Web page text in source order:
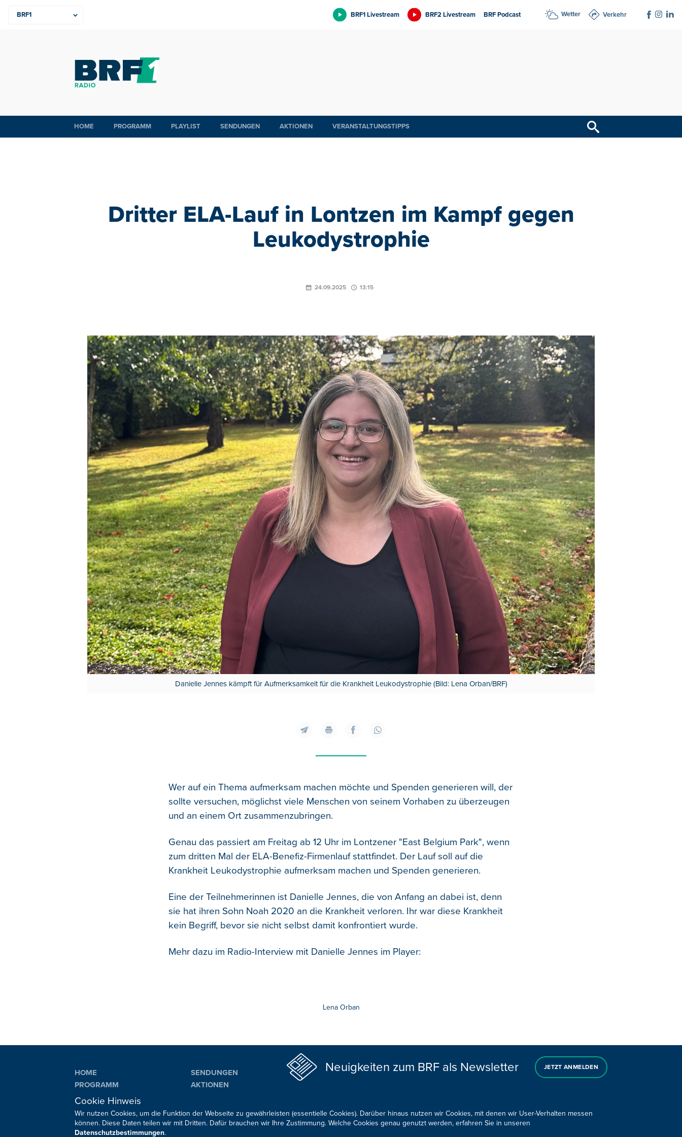
BRF1 Livestream BRF2 Livestream BRF Podcast Wetter Verkehr
HOME PROGRAMM PLAYLIST SENDUNGEN AKTIONEN VERANSTALTUNGSTIPPS
Dritter ELA-Lauf in Lontzen im Kampf gegen
Leukodystrophie
24.09.2025 13:15
Danielle Jennes kämpft für Aufmerksamkeit für die Krankheit Leukodystrophie (Bild: Lena Orban/BRF)
Wer auf ein Thema aufmerksam machen möchte und Spenden generieren will, der
sollte versuchen, möglichst viele Menschen von seinem Vorhaben zu überzeugen
und an einem Ort zusammenzubringen.
Genau das passiert am Freitag ab 12 Uhr im Lontzener "East Belgium Park", wenn
zum dritten Mal der ELA-Benefiz-Firmenlauf stattfindet. Der Lauf soll auf die
Krankheit Leukodystrophie aufmerksam machen und Spenden generieren.
Eine der Teilnehmerinnen ist Danielle Jennes, die von Anfang an dabei ist, denn
sie hat ihren Sohn Noah 2020 an die Krankheit verloren. Ihr war diese Krankheit
kein Begriff, bevor sie nicht selbst damit konfrontiert wurde.
Mehr dazu im Radio-Interview mit Danielle Jennes im Player:
Lena Orban
HOME
PROGRAMM
PLAYLIST
SENDUNGEN
AKTIONEN
Neuigkeiten zum BRF als Newsletter JETZT ANMELDEN
Cookie Hinweis
Wir nutzen Cookies, um die Funktion der Webseite zu gewährleisten (essentielle Cookies). Darüber hinaus nutzen wir Cookies, mit denen wir User-Verhalten messen
können. Diese Daten teilen wir mit Dritten. Dafür brauchen wir Ihre Zustimmung. Welche Cookies genau genutzt werden, erfahren Sie in unseren
Datenschutzbestimmungen.